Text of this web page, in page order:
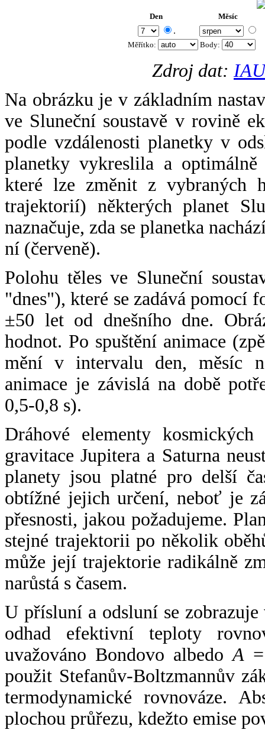
Den Měsíc
.
Měřítko: Body:
Zdroj dat:
Na obrázku je v základním
ve Sluneční soustavě v rovině
podle vzdálenosti planetky v
planetky vykreslila a
které lze změnit z vybraných
trajektorií) některých planet
naznačuje, zda se planetka
ní (červeně).
Polohu těles ve Sluneční
"dnes"), které se zadává pomocí
±50 let od dnešního dne.
hodnot. Po spuštění animace
mění v intervalu den, měsíc
animace je závislá na době
0,5-0,8 s).
Dráhové elementy
gravitace Jupitera a Saturna
planety jsou platné pro delší
obtížné jejich určení, neboť je
přesnosti, jakou požadujeme.
stejné trajektorii po několik
může její trajektorie radikálně
narůstá s časem.
U přísluní a odsluní se
odhad efektivní teploty
uvažováno Bondovo albedoA
použit Stefanův-Boltzmannův
termodynamické rovnováze.
plochou průřezu, kdežto emise